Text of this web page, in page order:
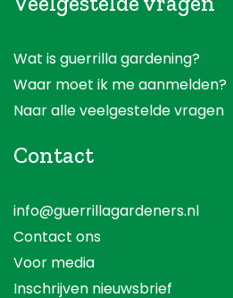
Wat is guerrilla gardening?
Waar moet ik me aanmelden?
Naar alle veelgestelde vragen
Contact
info@guerrillagardeners.nl
Contact ons
Voor media
Inschrijven nieuwsbrief